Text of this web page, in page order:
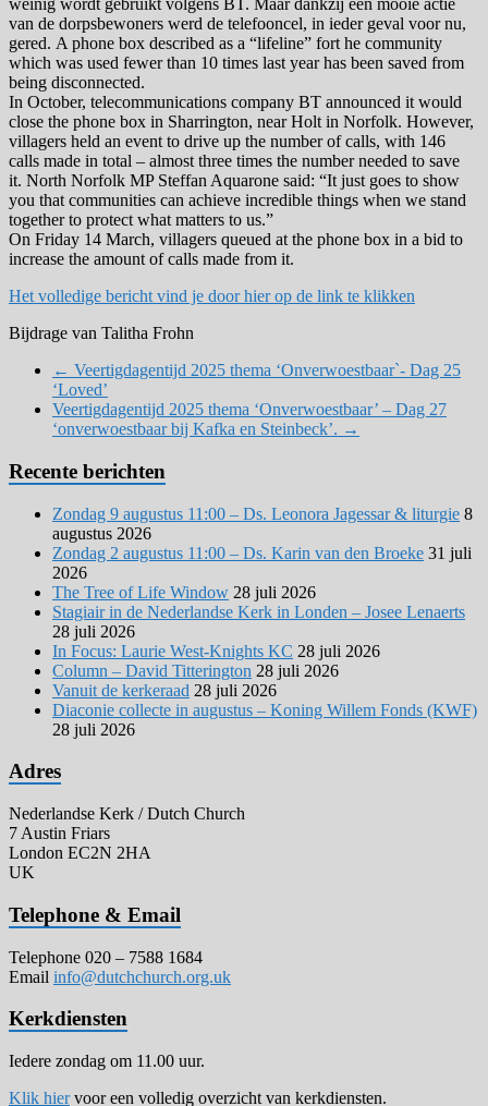
weinig wordt gebruikt volgens BT. Maar dankzij een mooie actie
van de dorpsbewoners werd de telefooncel, in ieder geval voor nu,
gered. A phone box described as a “lifeline” fort he community
which was used fewer than 10 times last year has been saved from
being disconnected.
In October, telecommunications company BT announced it would
close the phone box in Sharrington, near Holt in Norfolk. However,
villagers held an event to drive up the number of calls, with 146
calls made in total – almost three times the number needed to save
it. North Norfolk MP Steffan Aquarone said: “It just goes to show
you that communities can achieve incredible things when we stand
together to protect what matters to us.”
On Friday 14 March, villagers queued at the phone box in a bid to
increase the amount of calls made from it.
Het volledige bericht vind je door hier op de link te klikken
Bijdrage van Talitha Frohn
← Veertigdagentijd 2025 thema ‘Onverwoestbaar`- Dag 25
‘Loved’
Veertigdagentijd 2025 thema ‘Onverwoestbaar’ – Dag 27
‘onverwoestbaar bij Kafka en Steinbeck’. →
Recente berichten
Zondag 9 augustus 11:00 – Ds. Leonora Jagessar & liturgie 8
augustus 2026
Zondag 2 augustus 11:00 – Ds. Karin van den Broeke 31 juli
2026
The Tree of Life Window 28 juli 2026
Stagiair in de Nederlandse Kerk in Londen – Josee Lenaerts
28 juli 2026
In Focus: Laurie West-Knights KC 28 juli 2026
Column – David Titterington 28 juli 2026
Vanuit de kerkeraad 28 juli 2026
Diaconie collecte in augustus – Koning Willem Fonds (KWF)
28 juli 2026
Adres
Nederlandse Kerk / Dutch Church
7 Austin Friars
London EC2N 2HA
UK
Telephone & Email
Telephone 020 – 7588 1684
Email info@dutchchurch.org.uk
Kerkdiensten
Iedere zondag om 11.00 uur.
Klik hiervoor een volledig overzicht van kerkdiensten.